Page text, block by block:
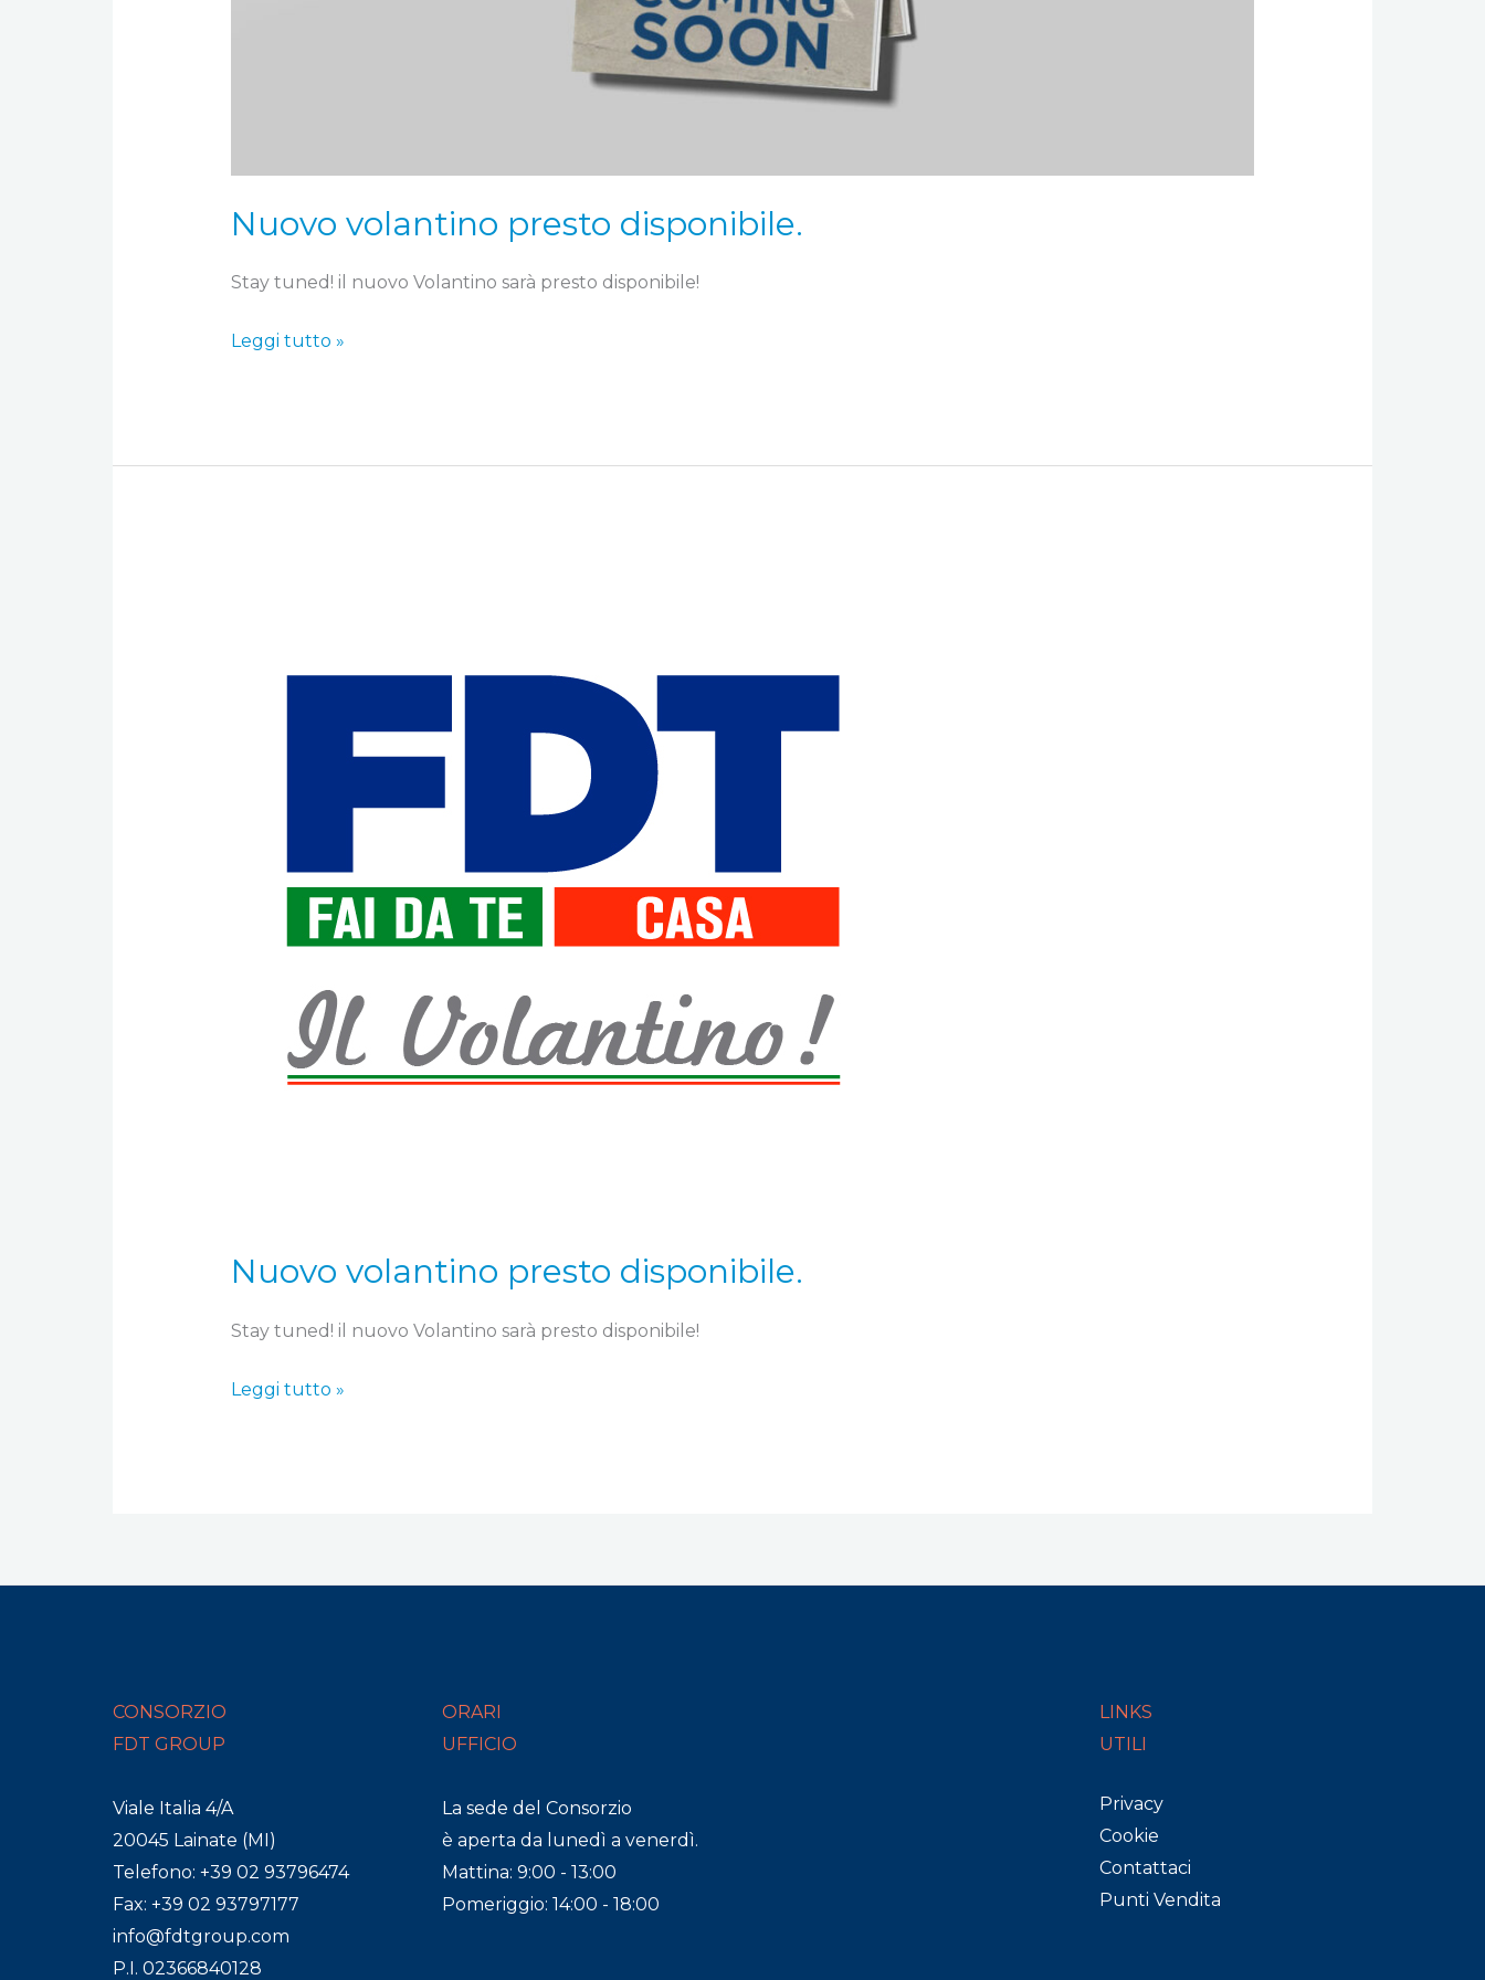
Nuovo volantino presto disponibile.
Stay tuned! il nuovo Volantino sarà presto disponibile!
Leggi tutto »
Nuovo volantino presto disponibile.
Stay tuned! il nuovo Volantino sarà presto disponibile!
disponibile.
Leggi tutto »
CONSORZIO
FDT GROUP
Viale Italia 4/A
20045 Lainate (MI)
Telefono: +39 02 93796474
Fax: +39 02 93797177
info@fdtgroup.com
P.I. 02366840128
ORARI
UFFICIO
La sede del Consorzio
è aperta da lunedì a venerdì.
Mattina: 9:00 - 13:00
Pomeriggio: 14:00 - 18:00
LINKS
UTILI
Privacy
Cookie
Contattaci
Punti Vendita